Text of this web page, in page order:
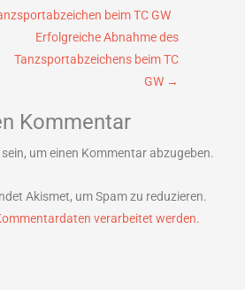
beim TC GW
Erfolgreiche Abnahme des
Tanzsportabzeichens beim TC
GW →
Kommentar
sein, um einen Kommentar abzugeben.
Akismet, um Spam zu reduzieren.
verarbeitet werden.